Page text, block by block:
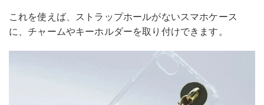
これを使えば、ストラップホールがないスマホケース
に、チャームやキーホルダーを取り付けできます。